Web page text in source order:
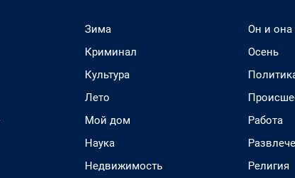
Зима
Криминал
Культура
Лето
Мой дом
Наука
Недвижимость
Он и она
Осень
Работа
Религия